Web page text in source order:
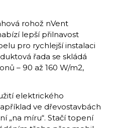
rohož nVent
lepší přilnavost
pro rychlejší instalaci
řada se skládá
– 90 až 160 W/m2,
elektrického
ve dřevostavbách
„na míru“. Stačí topení